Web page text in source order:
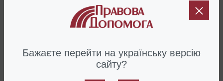
Бажаєте перейти на українську версію
сайту?